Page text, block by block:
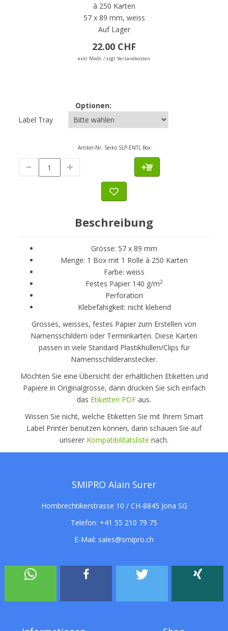
à 250 Karten
57 x 89 mm, weiss
Auf Lager
22.00 CHF
exkl. MwSt. / zzgl. Versandkosten
Optionen:
Label Tray
Artikel-Nr: Seiko SLP-ENTL Box
Beschreibung
Grösse: 57 x 89 mm
Menge: 1 Box mit 1 Rolle à 250 Karten
Farbe: weiss
Festes Papier 140 g/m2
Perforation
Klebefähigkeit: nicht klebend
Grosses, weisses, festes Papier zum Erstellen von
Namensschildern oder Terminkarten. Diese Karten
passen in viele Standard Plastikhüllen/Clips für
Namensschilderanstecker.
Möchten Sie eine Übersicht der erhältlichen Etiketten und
Papiere in Originalgrösse, dann drucken Sie sich einfach
das Etiketten PDF aus.
Wissen Sie nicht, welche Etiketten Sie mit Ihrem Smart
Label Printer benutzen können, dann schauen Sie auf
unserer Kompatibilitätsliste nach.
SMIPRO Alain Surer
Hombrechtikerstrasse 10 / CH-8845 Jona SG
Telefon: +41 55 210 79 75
E-Mail: sales@smipro.ch